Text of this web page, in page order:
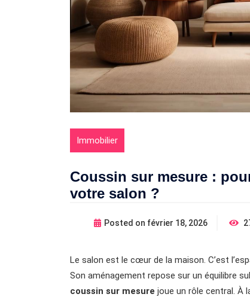
Immobilier
Coussin sur mesure :
votre salon ?
Posted on février 18, 2026
Le salon est le cœur de la maison. C’est
Son aménagement repose sur un équilibre
coussin sur mesure joue un rôle central. À